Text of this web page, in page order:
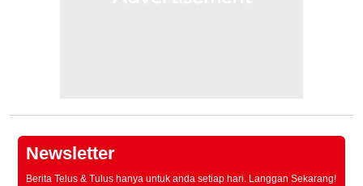
Newsletter
Berita Telus & Tulus hanya untuk anda setiap hari. Langgan Sekarang!